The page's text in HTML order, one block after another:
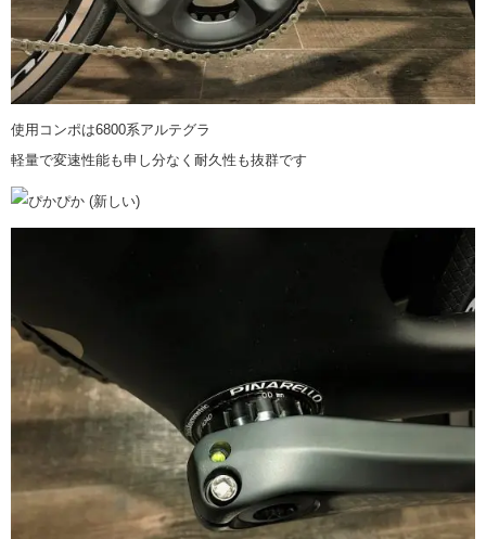
使用コンポは6800系アルテグラ
軽量で変速性能も申し分なく耐久性も抜群です